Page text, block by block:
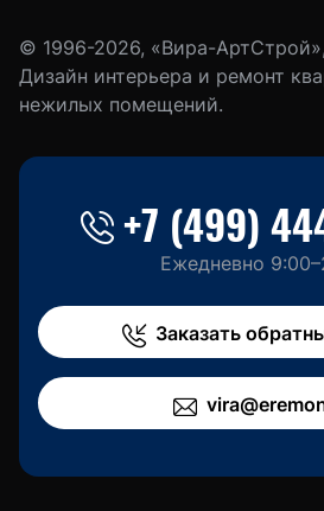
© 1996-2026, «Вира-
Дизайн интерьера и ремонт
нежилых помещений.
+7 (499)
Ежедневно
Заказать